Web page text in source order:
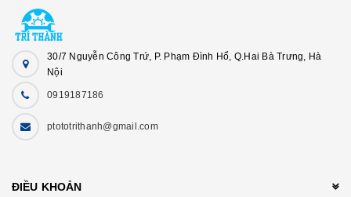
30/7 Nguyễn Công Trứ, P. Phạm Đình Hổ, Q.Hai Bà Trưng, Hà
Nội
0919187186
ptototrithanh@gmail.com
ĐIỀU KHOẢN